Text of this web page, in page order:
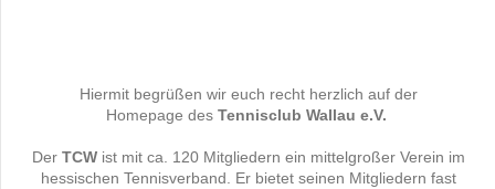
Hiermit begrüßen wir euch recht herzlich auf der
Homepage des Tennisclub Wallau e.V.
Der TCW ist mit ca. 120 Mitgliedern ein mittelgroßer Verein im
hessischen Tennisverband. Er bietet seinen Mitgliedern fast